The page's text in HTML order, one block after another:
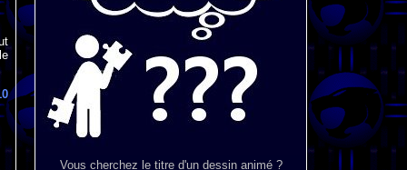
Vous cherchez le titre d'un dessin animé ?